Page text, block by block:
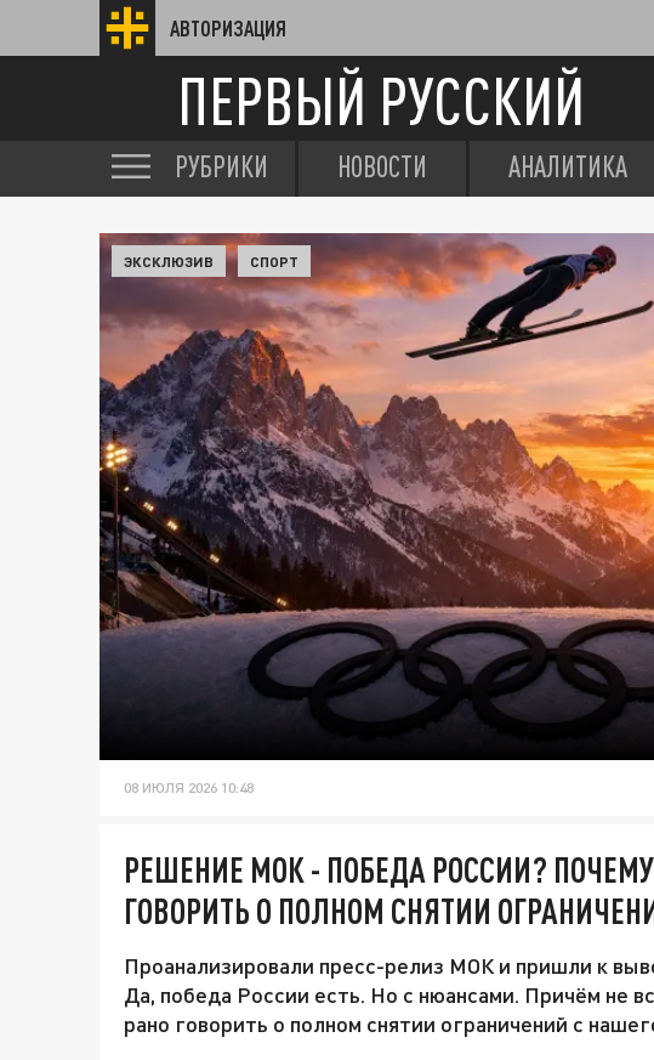
АВТОРИЗАЦИЯ
ПЕРВЫЙ РУССКИЙ
РУБРИКИ НОВОСТИ АНАЛИТИКА
ЭКСКЛЮЗИВ СПОРТ
08 ИЮЛЯ 2026 10:48
РЕШЕНИЕ МОК - ПОБЕДА РОССИИ?
ГОВОРИТЬ О ПОЛНОМ СНЯТИИ
Проанализировали пресс-релиз МОК и пришли к
Да, победа России есть. Но с нюансами. Причём не
рано говорить о полном снятии ограничений с